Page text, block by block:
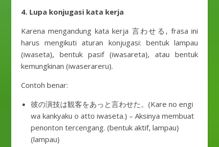
4. Lupa konjugasi kata kerja
Karena mengandung kata kerja 言わせる, frasa ini
harus mengikuti aturan konjugasi: bentuk lampau
(iwaseta), bentuk pasif (iwasareta), atau bentuk
kemungkinan (iwaserareru).
Contoh benar:
彼の演技は観客をあっと言わせた。(Kare no engi
wa kankyaku o atto iwaseta.) – Aksinya membuat
penonton tercengang. (bentuk aktif, lampau)
(lampau)